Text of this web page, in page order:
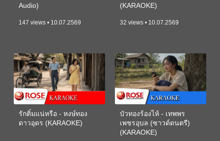
Audio)
147 views • 10.07.2569
(KARAOKE)
32 views • 10.07.2569
รักติ๋มแน่หรือ - หงษ์ทอง
ดาวอุดร (KARAOKE)
บัวทองร้องไห้ - เทพพร
เพชรอุบล (ซาวด์ดนตรี)
(KARAOKE)